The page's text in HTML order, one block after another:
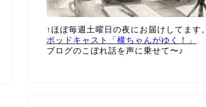
↑ほぼ毎週土曜日の夜にお届けしてます。
ポッドキャスト「横ちゃんがゆく！」
ブログのこぼれ話を声に乗せて〜♪